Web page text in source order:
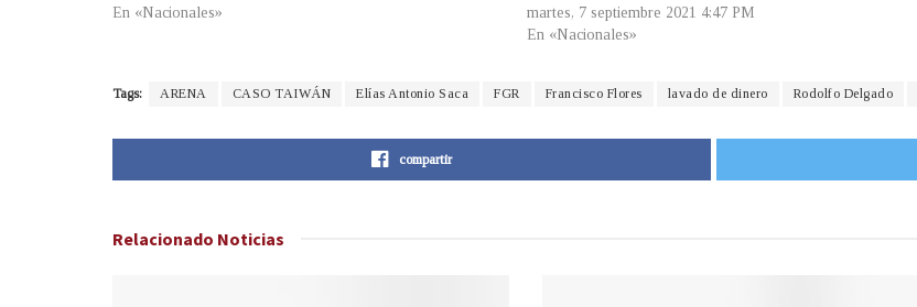
En «Nacionales»
martes, 7 septiembre 2021 4:47 PM
En «Nacionales»
Tags: ARENA CASO TAIWÁN Elías Antonio Saca FGR Francisco Flores lavado de dinero Rodolfo Delgado
compartir
Relacionado Noticias